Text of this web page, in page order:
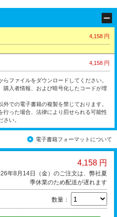
4,158 円
4,158 円
ファイルをダウンロードしてください。
入者情報、および暗号化したコードが埋
での電子書籍の複製を禁じております。
行った場合、法律により罰せられる可能性
さい。
電子書籍フォーマットについて
4,158 円
年8月14日（金）のご注文は、弊社夏
季休業のため配送が遅れます
数量：